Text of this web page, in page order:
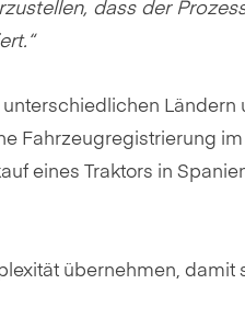
dass der
Ländern
Fahrzeugregistrierung
eines Traktors in
übernehmen, damit